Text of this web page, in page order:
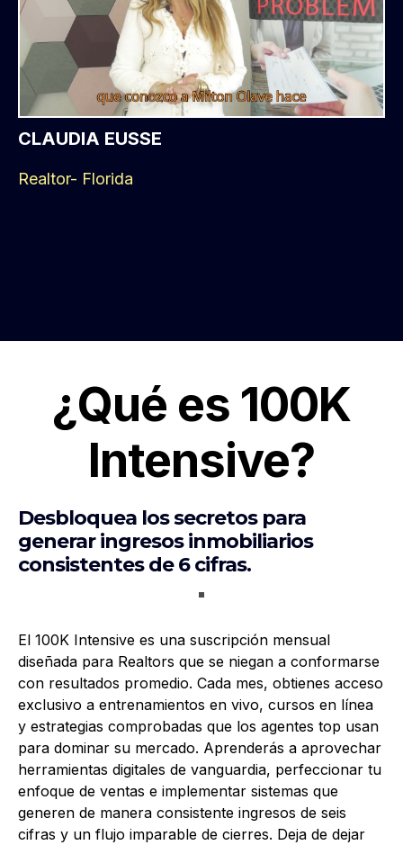
CLAUDIA EUSSE
Realtor- Florida
¿Qué es 100K
Intensive?
Desbloquea los secretos para
generar ingresos inmobiliarios
consistentes de 6 cifras.
El 100K Intensive es una suscripción mensual
diseñada para Realtors que se niegan a conformarse
con resultados promedio. Cada mes, obtienes acceso
exclusivo a entrenamientos en vivo, cursos en línea
y estrategias comprobadas que los agentes top usan
para dominar su mercado. Aprenderás a aprovechar
herramientas digitales de vanguardia, perfeccionar tu
enfoque de ventas e implementar sistemas que
generen de manera consistente ingresos de seis
cifras y un flujo imparable de cierres. Deja de dejar